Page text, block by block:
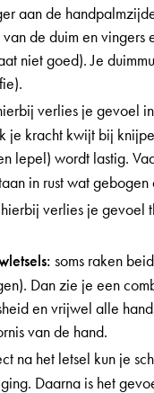
aan de
van de duim en
niet goed). Je
verlies je gevoel
je kracht kwijt bij
lepel) wordt lastig.
in rust wat
hierbij verlies je gevoel
soms raken
Dan zie je een
en vrijwel alle
van de hand.
na het letsel kun je
Daarna is het